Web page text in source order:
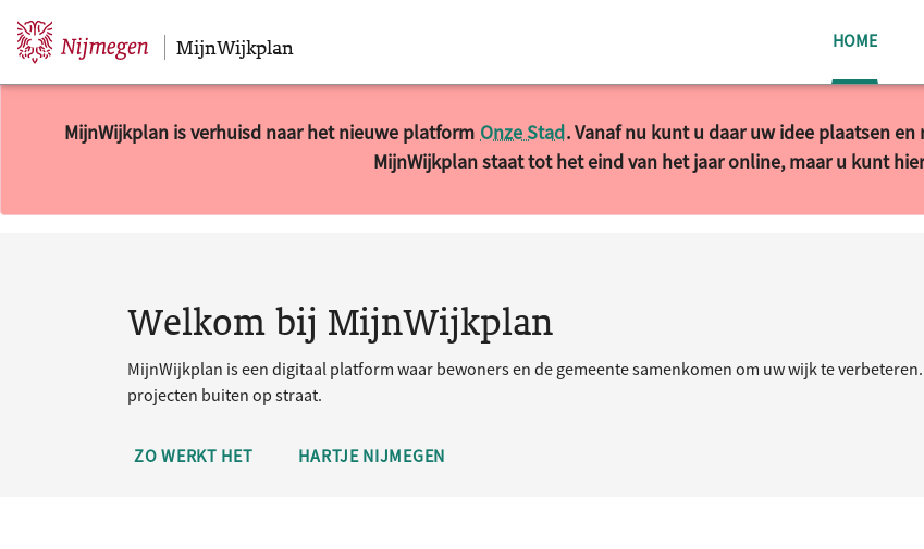
Sla navigatie over MijnWijkplan HOME
MijnWijkplan is verhuisd naar het nieuwe platform Onze Stad. Vanaf nu kunt u daar uw idee plaatsen
MijnWijkplan staat tot het eind van het jaar online, maar u kunt
Welkom bij MijnWijkplan
MijnWijkplan is een digitaal platform waar bewoners en de gemeente samenkomen om uw wijk te
projecten buiten op straat.
ZO WERKT HET HARTJE NIJMEGEN